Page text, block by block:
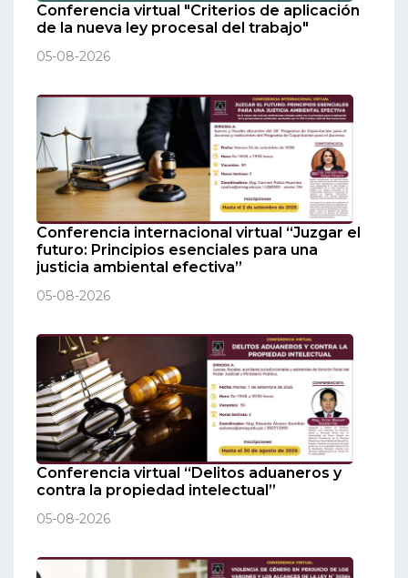
Conferencia virtual "Criterios de aplicación
de la nueva ley procesal del trabajo"
05-08-2026
Conferencia internacional virtual “Juzgar el
futuro: Principios esenciales para una
justicia ambiental efectiva”
05-08-2026
Conferencia virtual “Delitos aduaneros y
contra la propiedad intelectual”
05-08-2026